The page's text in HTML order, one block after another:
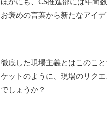
ほかにも、CS推進部には年間
お褒めの言葉から新たなアイ
徹底した現場主義とはこのこ
ケットのように、現場のリク
でしょうか？